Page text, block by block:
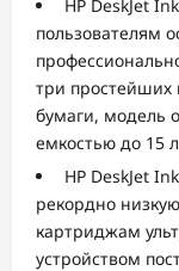
HP DeskJet
пользователям
три простейших
бумаги, модель
емкостью до 15
HP DeskJet
рекордно
картриджам
устройством